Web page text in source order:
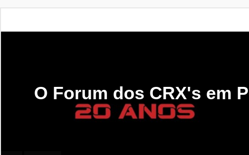
O Forum dos CRX's em